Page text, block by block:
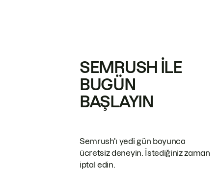
SEMRUSH ILE
BUGÜN
BAŞLAYIN
Semrush'ı yedi gün boyunca
ücretsiz deneyin. İstediğiniz zaman
iptal edin.